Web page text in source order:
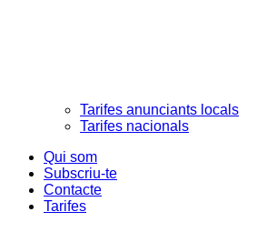
Tarifes anunciants locals
Tarifes nacionals
Qui som
Subscriu-te
Contacte
Tarifes